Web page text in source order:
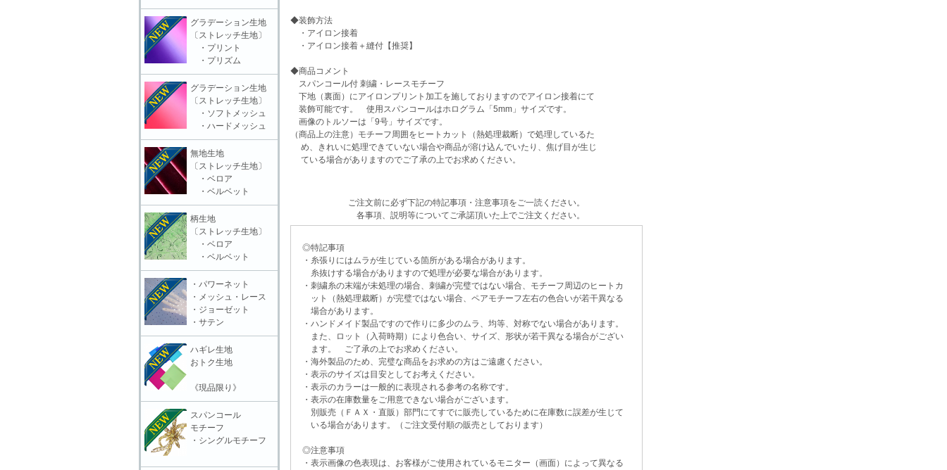
◆装飾方法
・アイロン接着
・アイロン接着＋縫付【推奨】
◆商品コメント
スパンコール付 刺繍・レースモチーフ
下地（裏面）にアイロンプリント加工を施しておりますのでアイロン接着にて
装飾可能です。 使用スパンコールはホログラム「5mm」サイズです。
画像のトルソーは「9号」サイズです。
（商品上の注意）モチーフ周囲をヒートカット（熱処理裁断）で処理しているた
め、きれいに処理できていない場合や商品が溶け込んでいたり、焦げ目が生じ
ている場合がありますのでご了承の上でお求めください。
ご注文前に必ず下記の特記事項・注意事項をご一読ください。
各事項、説明等についてご承諾頂いた上でご注文ください。
◎特記事項
・糸張りにはムラが生じている箇所がある場合があります。
糸抜けする場合がありますので処理が必要な場合があります。
・刺繍糸の末端が未処理の場合、刺繍が完璧ではない場合、モチーフ周辺のヒートカ
ット（熱処理裁断）が完璧ではない場合、ペアモチーフ左右の色合いが若干異なる
場合があります。
・ハンドメイド製品ですので作りに多少のムラ、均等、対称でない場合があります。
また、ロット（入荷時期）により色合い、サイズ、形状が若干異なる場合がござい
ます。 ご了承の上でお求めください。
・海外製品のため、完璧な商品をお求めの方はご遠慮ください。
・表示のサイズは目安としてお考えください。
・表示のカラーは一般的に表現される参考の名称です。
・表示の在庫数量をご用意できない場合がございます。
別販売（ＦＡＸ・直販）部門にてすでに販売しているために在庫数に誤差が生じて
いる場合があります。（ご注文受付順の販売としております）
◎注意事項
・表示画像の色表現は、お客様がご使用されているモニター（画面）によって異なる
グラデーション生地
〔ストレッチ生地〕
・プリント
・プリズム
グラデーション生地
〔ストレッチ生地〕
・ソフトメッシュ
・ハードメッシュ
無地生地
〔ストレッチ生地〕
・ベロア
・ベルベット
柄生地
〔ストレッチ生地〕
・ベロア
・ベルベット
・パワーネット
・メッシュ・レース
・ジョーゼット
・サテン
ハギレ生地
おトク生地
《現品限り》
スパンコール
モチーフ
・シングルモチーフ